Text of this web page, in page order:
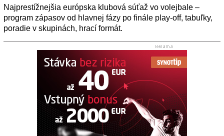
Najprestížnejšia európska klubová súťaž vo volejbale –
program zápasov od hlavnej fázy po finále play-off, tabuľky,
poradie v skupinách, hrací formát.